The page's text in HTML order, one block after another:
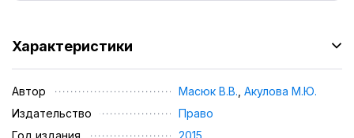
Характеристики
Автор Масюк В.В. Акулова М.Ю.
Издательство
Право